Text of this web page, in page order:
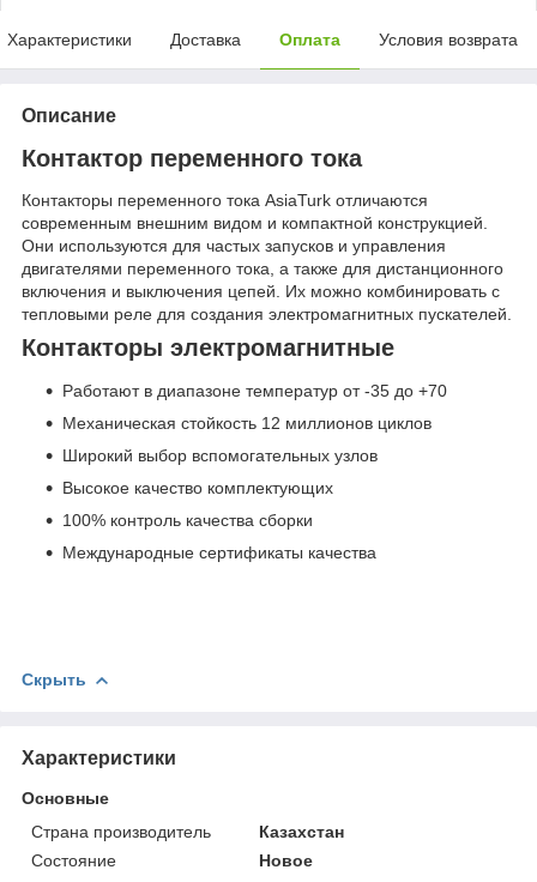
Характеристики Доставка Оплата Условия возврата
Описание
Контактор переменного тока
Контакторы переменного тока AsiaTurk отличаются
современным внешним видом и компактной конструкцией.
Они используются для частых запусков и управления
двигателями переменного тока, а также для дистанционного
включения и выключения цепей. Их можно комбинировать с
тепловыми реле для создания электромагнитных пускателей.
Контакторы электромагнитные
Работают в диапазоне температур от -35 до +70
Механическая стойкость 12 миллионов циклов
Широкий выбор вспомогательных узлов
Высокое качество комплектующих
100% контроль качества сборки
Международные сертификаты качества
Скрыть
Характеристики
Основные
Страна производитель
Казахстан
Состояние
Новое